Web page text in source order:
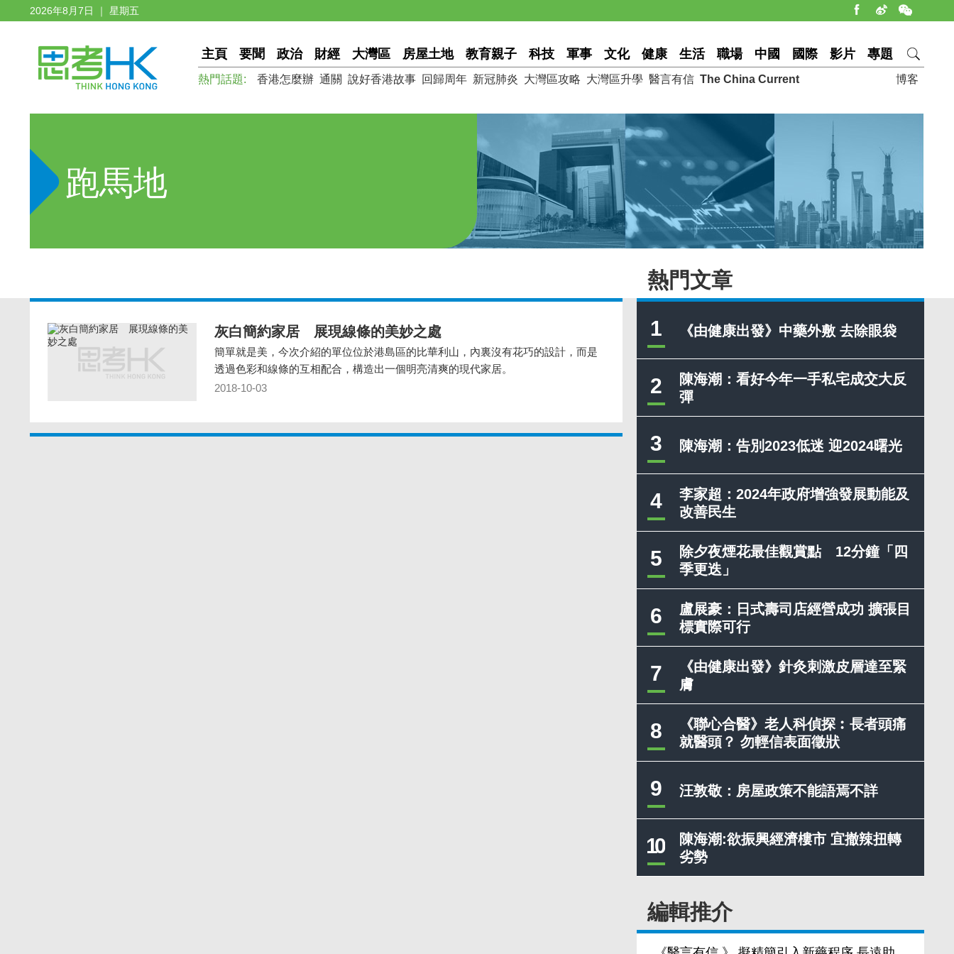
2026年8月7日 ｜ 星期五
主頁 要聞 政治 財經 大灣區 房屋土地 教育親子 科技 軍事 文化 健康 生活 職場 中國 國際 影片 專題
博客
熱門話題: 香港怎麼辦 通關 說好香港故事 回歸周年 新冠肺炎 大灣區攻略 大灣區升學 醫言有信 The China Current
跑馬地
熱門文章
1 《由健康出發》中藥外敷 去除眼袋
2
陳海潮：看好今年一手私宅成交大反
彈
3 陳海潮：告別2023低迷 迎2024曙光
4
李家超：2024年政府增強發展動能及
改善民生
5
除夕夜煙花最佳觀賞點 12分鐘「四
季更迭」
6
盧展豪：日式壽司店經營成功 擴張目
標實際可行
7
《由健康出發》針灸刺激皮層達至緊
膚
8
《聯心合醫》老人科偵探︰長者頭痛
就醫頭？ 勿輕信表面徵狀
9 汪敦敬：房屋政策不能語焉不詳
10
陳海潮:欲振興經濟樓市 宜撤辣扭轉
劣勢
編輯推介
灰白簡約家居 展現線條的美妙之處
簡單就是美，今次介紹的單位位於港島區的比華利山，內裏沒有花巧的設計，而是
透過色彩和線條的互相配合，構造出一個明亮清爽的現代家居。
2018-10-03